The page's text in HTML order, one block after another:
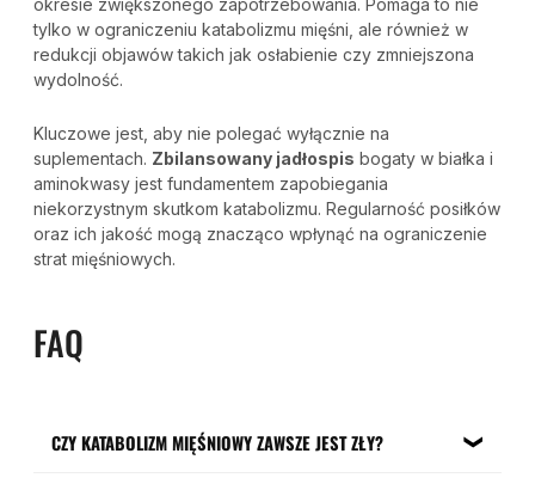
tylko w ograniczeniu katabolizmu mięśni, ale również w
redukcji objawów takich jak osłabienie czy zmniejszona
wydolność.
Kluczowe jest, aby nie polegać wyłącznie na
suplementach. Zbilansowany jadłospis bogaty w białka i
aminokwasy jest fundamentem zapobiegania
niekorzystnym skutkom katabolizmu. Regularność posiłków
oraz ich jakość mogą znacząco wpłynąć na ograniczenie
strat mięśniowych.
FAQ
CZY KATABOLIZM MIĘŚNIOWY ZAWSZE JEST ZŁY?